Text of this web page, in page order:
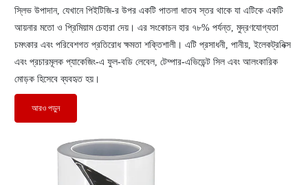
স্লিভ উপাদান, যেখানে পিইটিজি-র উপর একটি পাতলা ধাতব স্তর থাকে যা এটিকে একটি
আয়নার মতো ও প্রিমিয়াম চেহারা দেয়। এর সংকোচন হার ৭৮% পর্যন্ত, মুদ্রণযোগ্যতা
চমৎকার এবং পরিবেশগত প্রতিরোধ ক্ষমতা শক্তিশালী। এটি প্রসাধনী, পানীয়, ইলেকট্রনিক্স
এবং প্রচারমূলক প্যাকেজিং-এ ফুল-বডি লেবেল, টেম্পার-এভিডেন্ট সিল এবং আলংকারিক
মোড়ক হিসেবে ব্যবহৃত হয়।
আরও পড়ুন